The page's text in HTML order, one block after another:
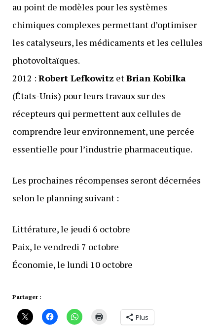
au point de modèles pour les systèmes
chimiques complexes permettant d’optimiser
les catalyseurs, les médicaments et les cellules
photovoltaïques.
2012 : Robert Lefkowitz etBrian Kobilka
(États-Unis) pour leurs travaux sur des
récepteurs qui permettent aux cellules de
comprendre leur environnement, une percée
essentielle pour l’industrie pharmaceutique.
Les prochaines récompenses seront décernées
selon le planning suivant :
Littérature, le jeudi 6 octobre
Paix, le vendredi 7 octobre
Économie, le lundi 10 octobre
Partager :
Plus